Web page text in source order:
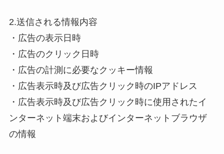
2.送信される情報内容
・広告の表示日時
・広告のクリック日時
・広告の計測に必要なクッキー情報
・広告表示時及び広告クリック時のIPアドレス
・広告表示時及び広告クリック時に使用されたイ
ンターネット端末およびインターネットブラウザ
の情報